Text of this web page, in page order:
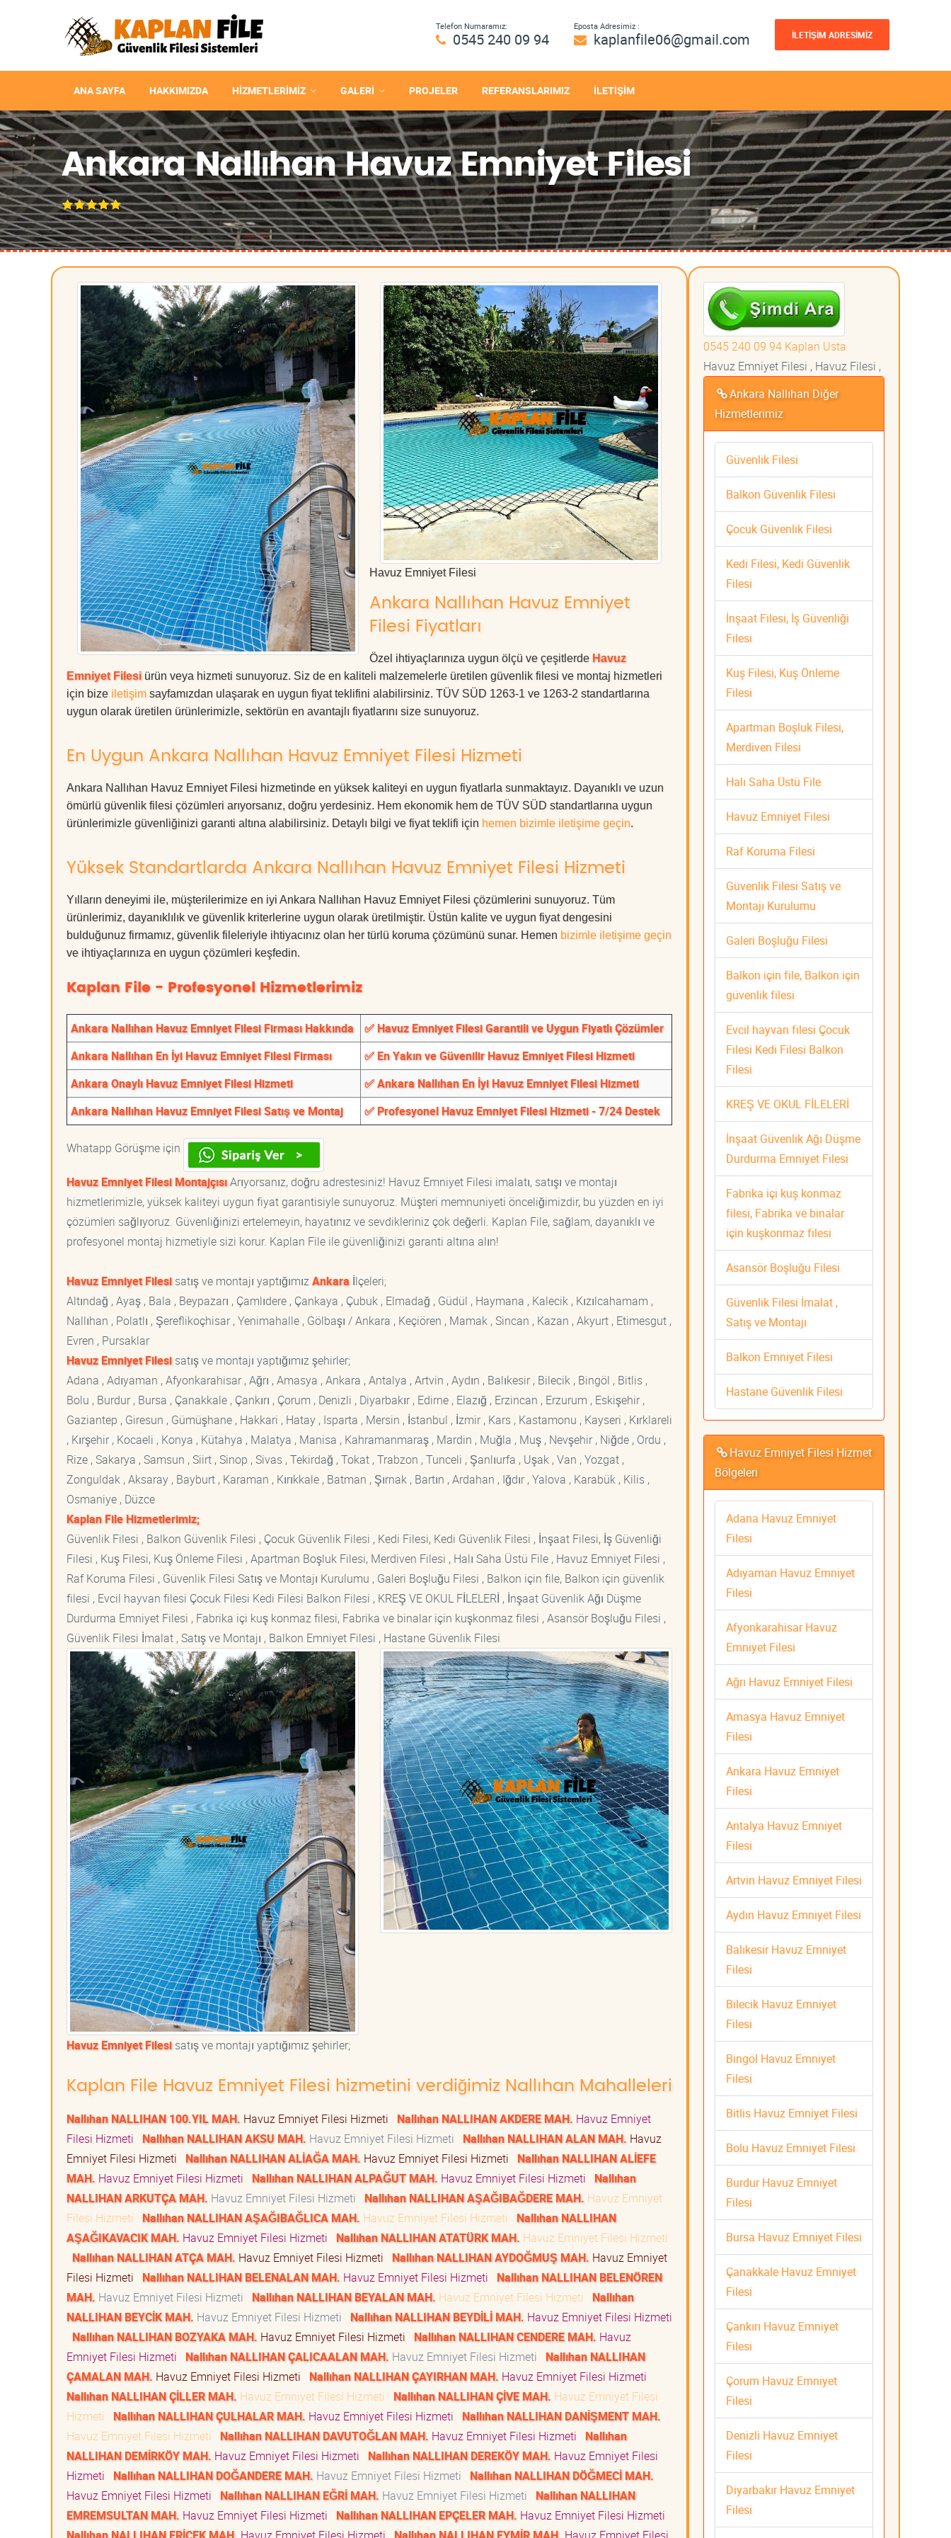
Telefon Numaramız:
0545 240 09 94
Eposta Adresimiz :
kaplanfile06@gmail.com İLETİŞİM ADRESİMİZ
ANA SAYFA HAKKIMIZDA HIZMETLERIMIZ GALERİ PROJELER REFERANSLARIMIZ İLETİŞİM
Ankara Nallıhan Havuz Emniyet Filesi
Havuz Emniyet Filesi
Ankara Nallıhan Havuz Emniyet
Filesi Fiyatları
Özel ihtiyaçlarınıza uygun ölçü ve çeşitlerde Havuz
Emniyet Filesi ürün veya hizmeti sunuyoruz. Siz de en kaliteli malzemelerle üretilen güvenlik filesi ve montaj hizmetleri
için bize iletişim sayfamızdan ulaşarak en uygun fiyat teklifini alabilirsiniz. TÜV SÜD 1263-1 ve 1263-2 standartlarına
uygun olarak üretilen ürünlerimizle, sektörün en avantajlı fiyatlarını size sunuyoruz.
En Uygun Ankara Nallıhan Havuz Emniyet Filesi Hizmeti
Ankara Nallıhan Havuz Emniyet Filesi hizmetinde en yüksek kaliteyi en uygun fiyatlarla sunmaktayız. Dayanıklı ve uzun
ömürlü güvenlik filesi çözümleri arıyorsanız, doğru yerdesiniz. Hem ekonomik hem de TÜV SÜD standartlarına uygun
ürünlerimizle güvenliğinizi garanti altına alabilirsiniz. Detaylı bilgi ve fiyat teklifi için hemen bizimle iletişime geçin.
Yüksek Standartlarda Ankara Nallıhan Havuz Emniyet Filesi Hizmeti
Yılların deneyimi ile, müşterilerimize en iyi Ankara Nallıhan Havuz Emniyet Filesi çözümlerini sunuyoruz. Tüm
ürünlerimiz, dayanıklılık ve güvenlik kriterlerine uygun olarak üretilmiştir. Üstün kalite ve uygun fiyat dengesini
bulduğunuz firmamız, güvenlik fileleriyle ihtiyacınız olan her türlü koruma çözümünü sunar. Hemen bizimle iletişime geçin
ve ihtiyaçlarınıza en uygun çözümleri keşfedin.
Kaplan File - Profesyonel Hizmetlerimiz
Ankara Nallıhan Havuz Emniyet Filesi Firması Hakkında
✅ Havuz Emniyet Filesi Garantili ve Uygun Fiyatlı Çözümler
Ankara Nallıhan En İyi Havuz Emniyet Filesi Firması
✅ En Yakın ve Güvenilir Havuz Emniyet Filesi Hizmeti
Ankara Onaylı Havuz Emniyet Filesi Hizmeti
✅ Ankara Nallıhan En İyi Havuz Emniyet Filesi Hizmeti
Ankara Nallıhan Havuz Emniyet Filesi Satış ve Montaj
✅ Profesyonel Havuz Emniyet Filesi Hizmeti - 7/24 Destek
Whatapp Görüşme için
Havuz Emniyet Filesi MontajçısıArıyorsanız, doğru adrestesiniz! Havuz Emniyet Filesi imalatı, satışı ve montajı
hizmetlerimizle, yüksek kaliteyi uygun fiyat garantisiyle sunuyoruz. Müşteri memnuniyeti önceliğimizdir, bu yüzden en iyi
çözümleri sağlıyoruz. Güvenliğinizi ertelemeyin, hayatınız ve sevdikleriniz çok değerli. Kaplan File, sağlam, dayanıklı ve
profesyonel montaj hizmetiyle sizi korur. Kaplan File ile güvenliğinizi garanti altına alın!
Havuz Emniyet Filesisatış ve montajı yaptığımızAnkara İlçeleri;
Altındağ , Ayaş , Bala , Beypazarı , Çamlıdere , Çankaya , Çubuk , Elmadağ , Güdül , Haymana , Kalecik , Kızılcahamam ,
Nallıhan , Polatlı , Şereflikoçhisar , Yenimahalle , Gölbaşı / Ankara , Keçiören , Mamak , Sincan , Kazan , Akyurt , Etimesgut ,
Evren , Pursaklar
Havuz Emniyet Filesisatış ve montajı yaptığımız şehirler;
Adana , Adıyaman , Afyonkarahisar , Ağrı , Amasya , Ankara , Antalya , Artvin , Aydın , Balıkesir , Bilecik , Bingöl , Bitlis ,
Bolu , Burdur , Bursa , Çanakkale , Çankırı , Çorum , Denizli , Diyarbakır , Edirne , Elazığ , Erzincan , Erzurum , Eskişehir ,
Gaziantep , Giresun , Gümüşhane , Hakkari , Hatay , Isparta , Mersin , İstanbul , İzmir , Kars , Kastamonu , Kayseri , Kırklareli
, Kırşehir , Kocaeli , Konya , Kütahya , Malatya , Manisa , Kahramanmaraş , Mardin , Muğla , Muş , Nevşehir , Niğde , Ordu ,
Rize , Sakarya , Samsun , Siirt , Sinop , Sivas , Tekirdağ , Tokat , Trabzon , Tunceli , Şanlıurfa , Uşak , Van , Yozgat ,
Zonguldak , Aksaray , Bayburt , Karaman , Kırıkkale , Batman , Şırnak , Bartın , Ardahan , Iğdır , Yalova , Karabük , Kilis ,
Osmaniye , Düzce
Kaplan File Hizmetlerimiz;
Güvenlik Filesi , Balkon Güvenlik Filesi , Çocuk Güvenlik Filesi , Kedi Filesi, Kedi Güvenlik Filesi , İnşaat Filesi, İş Güvenliği
Filesi , Kuş Filesi, Kuş Önleme Filesi , Apartman Boşluk Filesi, Merdiven Filesi , Halı Saha Üstü File , Havuz Emniyet Filesi ,
Raf Koruma Filesi , Güvenlik Filesi Satış ve Montajı Kurulumu , Galeri Boşluğu Filesi , Balkon için file, Balkon için güvenlik
filesi , Evcil hayvan filesi Çocuk Filesi Kedi Filesi Balkon Filesi , KREŞ VE OKUL FİLELERİ , İnşaat Güvenlik Ağı Düşme
Durdurma Emniyet Filesi , Fabrika içi kuş konmaz filesi, Fabrika ve binalar için kuşkonmaz filesi , Asansör Boşluğu Filesi ,
Güvenlik Filesi İmalat , Satış ve Montajı , Balkon Emniyet Filesi , Hastane Güvenlik Filesi
Havuz Emniyet Filesisatış ve montajı yaptığımız şehirler;
Kaplan File Havuz Emniyet Filesi hizmetini verdiğimiz Nallıhan Mahalleleri
Nallıhan NALLIHAN 100.YIL MAH. Havuz Emniyet Filesi Hizmeti Nallıhan NALLIHAN AKDERE MAH. Havuz Emniyet
Filesi Hizmeti
Nallıhan NALLIHAN AKSU MAH. Havuz Emniyet Filesi Hizmeti Nallıhan NALLIHAN ALAN MAH. Havuz
Emniyet Filesi Hizmeti
Nallıhan NALLIHAN ALİAĞA MAH. Havuz Emniyet Filesi Hizmeti
Nallıhan NALLIHAN ALİEFE
MAH. Havuz Emniyet Filesi Hizmeti Nallıhan NALLIHAN ALPAĞUT MAH. Havuz Emniyet Filesi Hizmeti
Nallıhan
NALLIHAN ARKUTÇA MAH. Havuz Emniyet Filesi Hizmeti Nallıhan NALLIHAN AŞAĞIBAĞDERE MAH. Havuz Emniyet
Filesi Hizmeti
Nallıhan NALLIHAN AŞAĞIBAĞLICA MAH. Havuz Emniyet Filesi Hizmeti
Nallıhan NALLIHAN
AŞAĞIKAVACIK MAH. Havuz Emniyet Filesi Hizmeti Nallıhan NALLIHAN ATATÜRK MAH. Havuz Emniyet Filesi Hizmeti
Nallıhan NALLIHAN ATÇA MAH. Havuz Emniyet Filesi Hizmeti Nallıhan NALLIHAN AYDOĞMUŞ MAH. Havuz Emniyet
Filesi Hizmeti
Nallıhan NALLIHAN BELENALAN MAH. Havuz Emniyet Filesi Hizmeti
Nallıhan NALLIHAN BELENÖREN
MAH. Havuz Emniyet Filesi Hizmeti Nallıhan NALLIHAN BEYALAN MAH. Havuz Emniyet Filesi Hizmeti
Nallıhan
NALLIHAN BEYCİK MAH. Havuz Emniyet Filesi Hizmeti Nallıhan NALLIHAN BEYDİLİ MAH. Havuz Emniyet Filesi Hizmeti
Nallıhan NALLIHAN BOZYAKA MAH. Havuz Emniyet Filesi Hizmeti Nallıhan NALLIHAN CENDERE MAH. Havuz
Emniyet Filesi Hizmeti
Nallıhan NALLIHAN ÇALICAALAN MAH. Havuz Emniyet Filesi Hizmeti
Nallıhan NALLIHAN
ÇAMALAN MAH. Havuz Emniyet Filesi Hizmeti Nallıhan NALLIHAN ÇAYIRHAN MAH. Havuz Emniyet Filesi Hizmeti
Nallıhan NALLIHAN ÇİLLER MAH. Havuz Emniyet Filesi Hizmeti Nallıhan NALLIHAN ÇİVE MAH. Havuz Emniyet Filesi
Hizmeti
Nallıhan NALLIHAN ÇULHALAR MAH. Havuz Emniyet Filesi Hizmeti
Nallıhan NALLIHAN DANİŞMENT MAH.
Havuz Emniyet Filesi Hizmeti
Nallıhan NALLIHAN DAVUTOĞLAN MAH. Havuz Emniyet Filesi Hizmeti
Nallıhan
NALLIHAN DEMİRKÖY MAH. Havuz Emniyet Filesi Hizmeti Nallıhan NALLIHAN DEREKÖY MAH. Havuz Emniyet Filesi
Hizmeti
Nallıhan NALLIHAN DOĞANDERE MAH. Havuz Emniyet Filesi Hizmeti
Nallıhan NALLIHAN DÖĞMECİ MAH.
Havuz Emniyet Filesi Hizmeti
Nallıhan NALLIHAN EĞRİ MAH. Havuz Emniyet Filesi Hizmeti
Nallıhan NALLIHAN
EMREMSULTAN MAH. Havuz Emniyet Filesi Hizmeti Nallıhan NALLIHAN EPÇELER MAH. Havuz Emniyet Filesi Hizmeti
0545 240 09 94 Kaplan Usta
Havuz Emniyet Filesi , Havuz Filesi ,
Ankara Nallıhan Diğer
Hizmetlerimiz
Güvenlik Filesi
Balkon Güvenlik Filesi
Çocuk Güvenlik Filesi
Kedi Filesi, Kedi Güvenlik
Filesi
İnşaat Filesi, İş Güvenliği
Filesi
Kuş Filesi, Kuş Önleme
Filesi
Apartman Boşluk Filesi,
Merdiven Filesi
Halı Saha Üstü File
Havuz Emniyet Filesi
Raf Koruma Filesi
Güvenlik Filesi Satış ve
Montajı Kurulumu
Galeri Boşluğu Filesi
Balkon için file, Balkon için
güvenlik filesi
Evcil hayvan filesi Çocuk
Filesi Kedi Filesi Balkon
Filesi
KREŞ VE OKUL FİLELERİ
İnşaat Güvenlik Ağı Düşme
Durdurma Emniyet Filesi
Fabrika içi kuş konmaz
filesi, Fabrika ve binalar
için kuşkonmaz filesi
Asansör Boşluğu Filesi
Güvenlik Filesi İmalat ,
Satış ve Montajı
Balkon Emniyet Filesi
Hastane Güvenlik Filesi
Havuz Emniyet Filesi Hizmet
Bölgeleri
Adana Havuz Emniyet
Filesi
Adıyaman Havuz Emniyet
Filesi
Afyonkarahisar Havuz
Emniyet Filesi
Ağrı Havuz Emniyet Filesi
Amasya Havuz Emniyet
Filesi
Ankara Havuz Emniyet
Filesi
Antalya Havuz Emniyet
Filesi
Artvin Havuz Emniyet Filesi
Aydın Havuz Emniyet Filesi
Balıkesir Havuz Emniyet
Filesi
Bilecik Havuz Emniyet
Filesi
Bingöl Havuz Emniyet
Filesi
Bitlis Havuz Emniyet Filesi
Bolu Havuz Emniyet Filesi
Burdur Havuz Emniyet
Filesi
Bursa Havuz Emniyet Filesi
Çanakkale Havuz Emniyet
Filesi
Çankırı Havuz Emniyet
Filesi
Çorum Havuz Emniyet
Filesi
Denizli Havuz Emniyet
Filesi
Diyarbakır Havuz Emniyet
Filesi